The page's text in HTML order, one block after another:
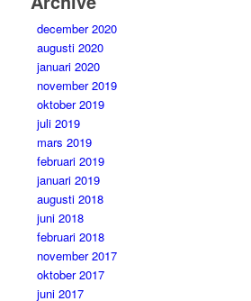
december 2020
augusti 2020
januari 2020
november 2019
oktober 2019
juli 2019
mars 2019
februari 2019
januari 2019
augusti 2018
juni 2018
februari 2018
november 2017
oktober 2017
juni 2017